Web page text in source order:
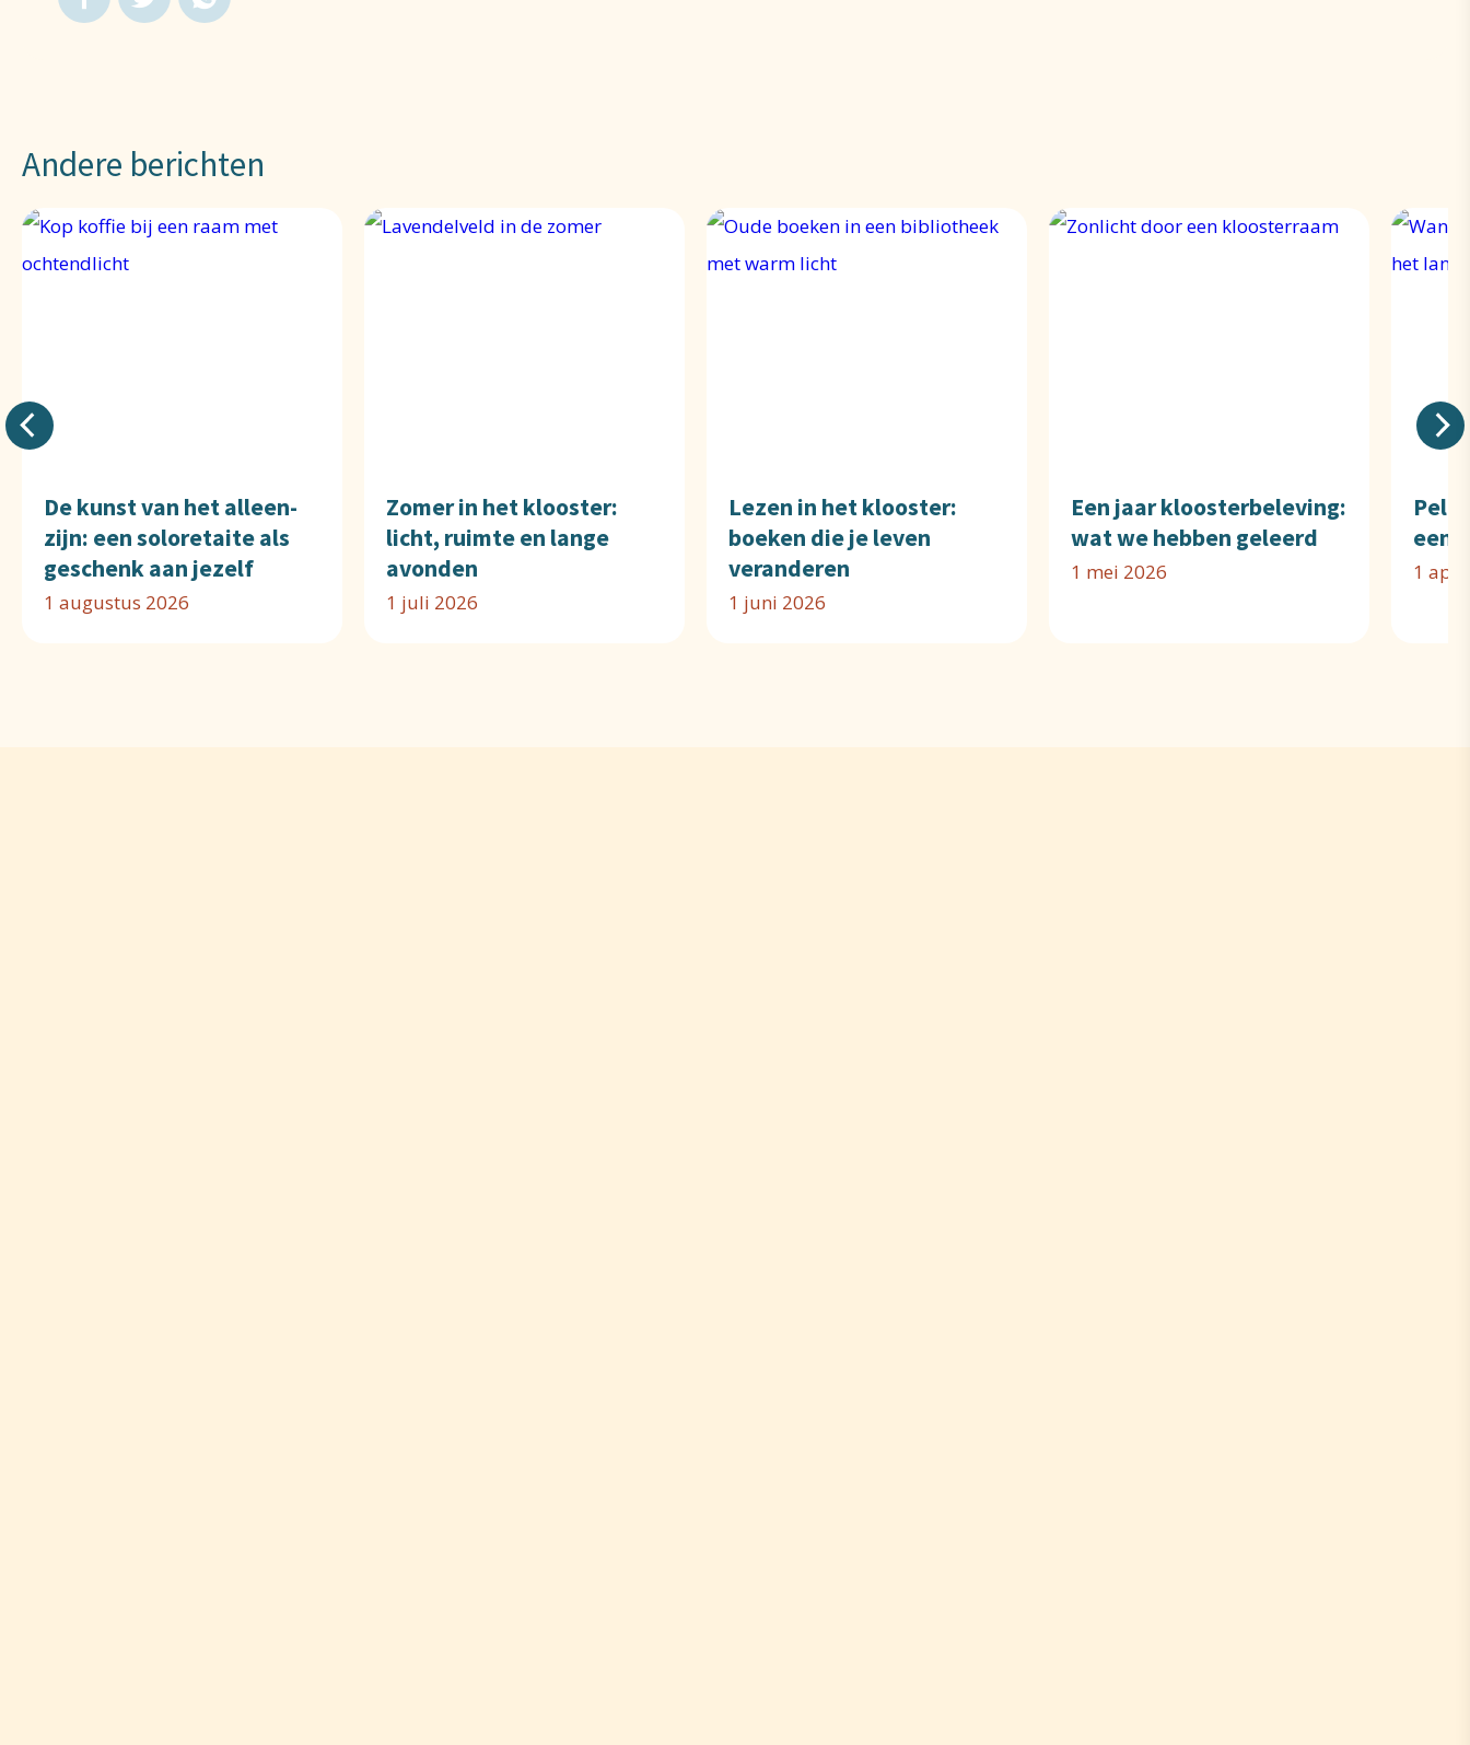
Andere berichten
De kunst van het alleen-
zijn: een soloretaite als
geschenk aan jezelf
1 augustus 2026
Zomer in het klooster:
licht, ruimte en lange
avonden
1 juli 2026
Lezen in het klooster:
boeken die je leven
veranderen
1 juni 2026
Een jaar kloosterbeleving:
wat we hebben geleerd
1 mei 2026
een
1